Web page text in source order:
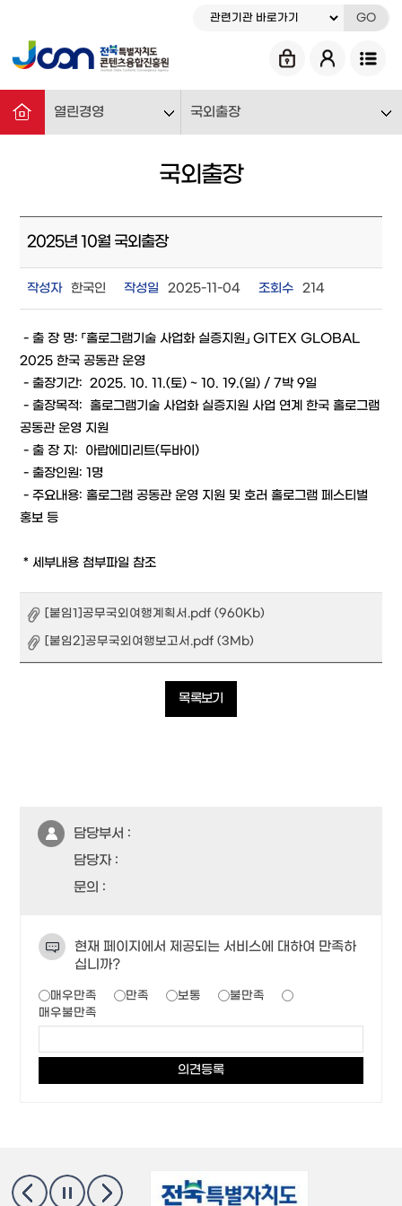
GO
열린경영 국외출장
국외출장
2025년 10월 국외출장
작성자 한국인 작성일 2025-11-04 조회수 214
- 출 장 명: 「홀로그램기술 사업화 실증지원」 GITEX GLOBAL
2025 한국 공동관 운영
- 출장기간: 2025. 10. 11.(토) ~ 10. 19.(일) / 7박 9일
- 출장목적: 홀로그램기술 사업화 실증지원 사업 연계 한국 홀로그램
공동관 운영 지원
- 출 장 지: 아랍에미리트(두바이)
- 출장인원: 1명
- 주요내용: 홀로그램 공동관 운영 지원 및 호러 홀로그램 페스티벌
홍보 등
* 세부내용 첨부파일 참조
[붙임1]공무국외여행계획서.pdf (960Kb)
[붙임2]공무국외여행보고서.pdf (3Mb)
목록보기
담당부서 :
담당자 :
문의 :
현재 페이지에서 제공되는 서비스에 대하여 만족하
십니까?
매우만족 만족 보통
불만족
매우불만족